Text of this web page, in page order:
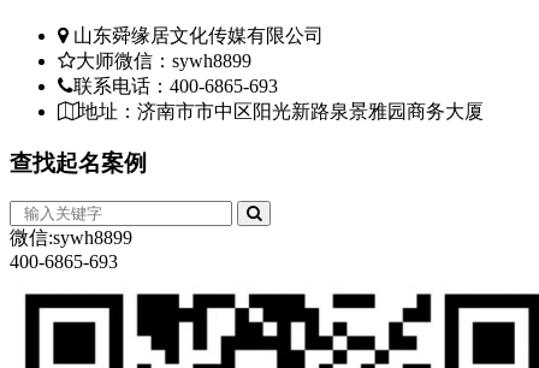
山东舜缘居文化传媒有限公司
大师微信：sywh8899
联系电话：400-6865-693
地址：济南市市中区阳光新路泉景雅园商务大厦
查找起名案例
微信:sywh8899
400-6865-693